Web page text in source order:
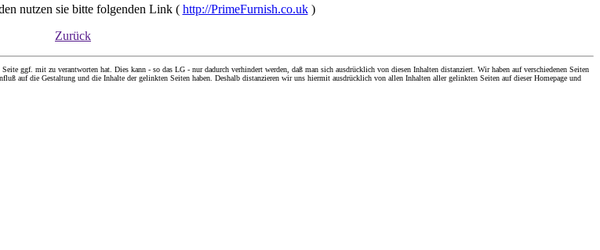
nutzen sie bitte folgenden Link ( http://PrimeFurnish.co.uk)
Zurück
ggf. mit zu verantworten hat. Dies kann - so das LG - nur dadurch verhindert werden, daß man sich ausdrücklich von diesen Inhalten distanziert. Wir haben auf verschiedenen Seiten
auf die Gestaltung und die Inhalte der gelinkten Seiten haben. Deshalb distanzieren wir uns hiermit ausdrücklich von allen Inhalten aller gelinkten Seiten auf dieser Homepage und